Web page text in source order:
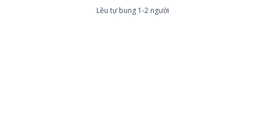
Lều tự bung 1-2 người